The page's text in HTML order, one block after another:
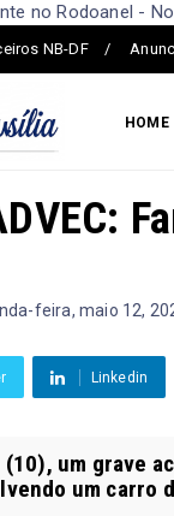
no Rodoanel -
NB-DF
HOME
feira, maio 12,
Linkedin
um grave
um carro